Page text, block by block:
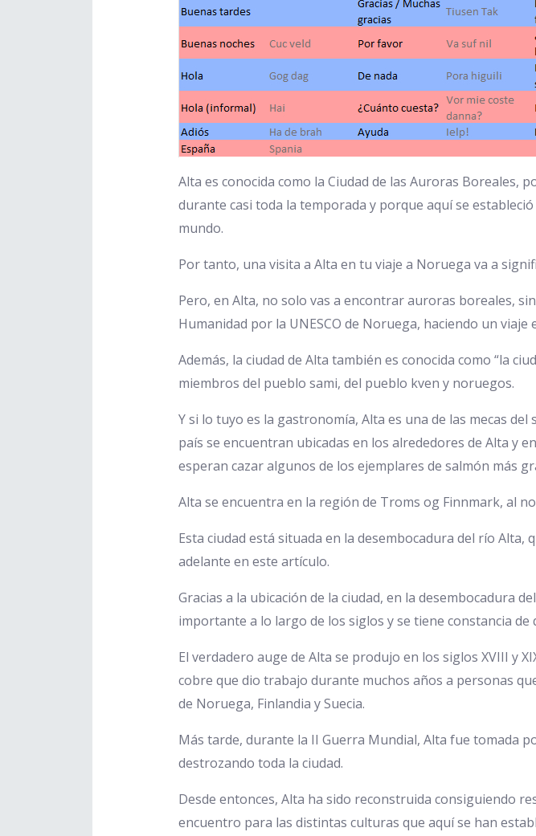
Alta es conocida como la Ciudad de las Auroras Boreales,
durante casi toda la temporada y porque aquí se
mundo.
Por tanto, una visita a Alta en tu viaje a Noruega va a
Pero, en Alta, no solo vas a encontrar auroras boreales,
Humanidad por la UNESCO de Noruega, haciendo un
Además, la ciudad de Alta también es conocida como “la
miembros del pueblo sami, del pueblo kven y noruegos.
Y si lo tuyo es la gastronomía, Alta es una de las mecas
país se encuentran ubicadas en los alrededores de Alta y
esperan cazar algunos de los ejemplares de salmón más
Alta se encuentra en la región de Troms og Finnmark, al
Esta ciudad está situada en la desembocadura del río
adelante en este artículo.
Gracias a la ubicación de la ciudad, en la desembocadura
importante a lo largo de los siglos y se tiene constancia de
El verdadero auge de Alta se produjo en los siglos XVIII y
cobre que dio trabajo durante muchos años a personas
de Noruega, Finlandia y Suecia.
Más tarde, durante la II Guerra Mundial, Alta fue tomada
destrozando toda la ciudad.
Desde entonces, Alta ha sido reconstruida consiguiendo
encuentro para las distintas culturas que aquí se han